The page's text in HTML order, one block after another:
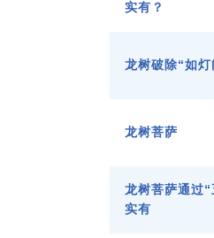
实有？
龙树破除“如
龙树菩萨
龙树菩萨通过
实有